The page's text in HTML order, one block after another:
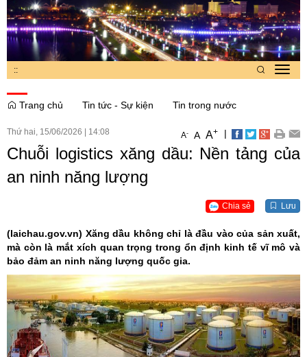
::
Trang chủ
Tin tức - Sự kiện Tin trong nước
Thứ hai, 15/06/2026 14:08 A- A A+ |
Chuỗi logistics xăng dầu: Nền tảng của
an ninh năng lượng
Chia sẻ Lưu
(laichau.gov.vn) Xăng dầu không chỉ là đầu vào của sản xuất,
mà còn là mắt xích quan trọng trong ổn định kinh tế vĩ mô và
bảo đảm an ninh năng lượng quốc gia.